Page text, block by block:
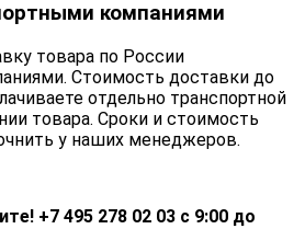
компаниями
товара по России
Стоимость доставки до
отдельно транспортной
товара. Сроки и стоимость
у наших менеджеров.
+7 495 278 02 03 с 9:00 до